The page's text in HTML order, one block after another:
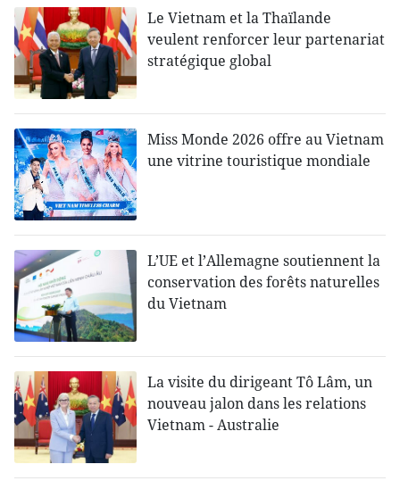
Le Vietnam et la Thaïlande
veulent renforcer leur partenariat
stratégique global
Miss Monde 2026 offre au Vietnam
une vitrine touristique mondiale
L’UE et l’Allemagne soutiennent la
conservation des forêts naturelles
du Vietnam
La visite du dirigeant Tô Lâm, un
nouveau jalon dans les relations
Vietnam - Australie